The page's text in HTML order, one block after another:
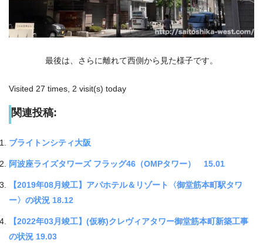
最後は、さらに離れて西側から見た様子です。
Visited 27 times, 2 visit(s) today
関連投稿:
ブライトンシティ大阪
阿波座ライズタワーズ フラッグ46（OMPタワー） 15.01
【2019年08月竣工】アパホテル＆リゾート〈御堂筋本町駅タワ
ー〉の状況 18.12
【2022年03月竣工】(仮称)クレヴィアタワー御堂筋本町新築工事
の状況 19.03